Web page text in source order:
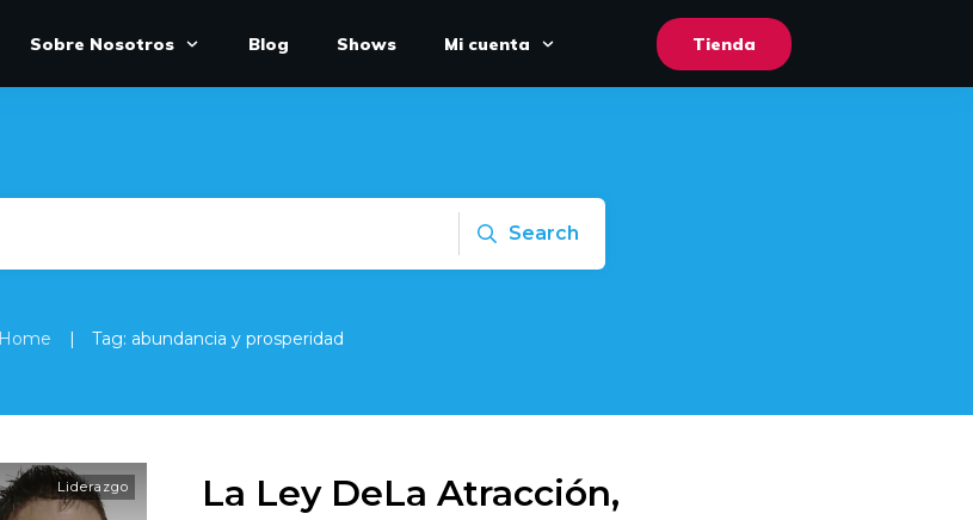
Sobre Nosotros Blog Shows Mi cuenta Tienda
Search
Home | Tag: abundancia y prosperidad
Liderazgo
La Ley DeLa Atracción,